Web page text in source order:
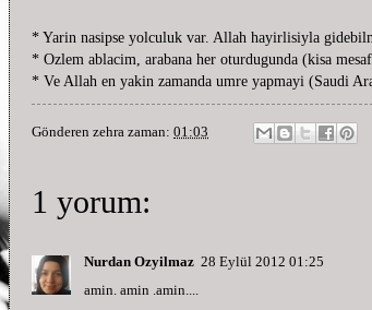
* Yarin nasipse yolculuk var. Allah hayirlisiyla
* Ozlem ablacim, arabana her oturdugunda (kisa
* Ve Allah en yakin zamanda umre yapmayi (Saudi
Gönderen zehra zaman: 01:03
1 yorum:
Nurdan Ozyilmaz 28 Eylül 2012 01:25
amin. amin .amin....